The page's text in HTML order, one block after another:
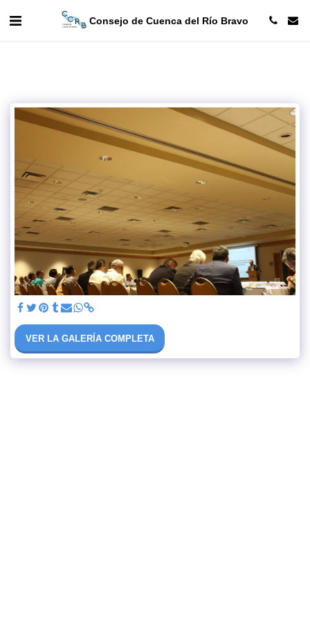
Consejo de Cuenca del Río Bravo
VER LA GALERÍA COMPLETA